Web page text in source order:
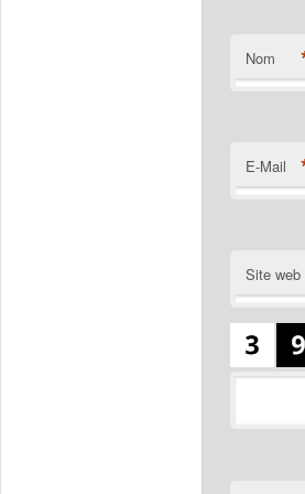
Nom
E-Mail
Site web